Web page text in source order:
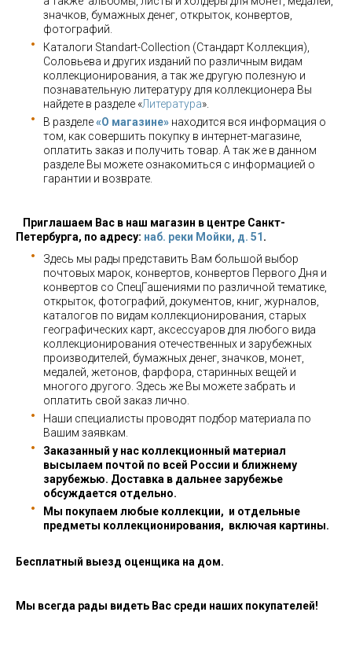
значков, бумажных денег, открыток, конвертов,
фотографий.
Каталоги Standart-Collection (Стандарт Коллекция),
Соловьева и других изданий по различным видам
коллекционирования, а так же другую полезную и
познавательную литературу для коллекционера Вы
найдете в разделе «Литература».
В разделе«О магазине» находится вся информация о
том, как совершить покупку в интернет-магазине,
оплатить заказ и получить товар. А так же в данном
разделе Вы можете ознакомиться с информацией о
гарантии и возврате.
Приглашаем Вас в наш магазин в центре Санкт-
Петербурга, по адресу: наб. реки Мойки, д. 51 .
Здесь мы рады представить Вам большой выбор
почтовых марок, конвертов, конвертов Первого Дня и
конвертов со СпецГашениями по различной тематике,
открыток, фотографий, документов, книг, журналов,
каталогов по видам коллекционирования, старых
географических карт, аксессуаров для любого вида
коллекционирования отечественных и зарубежных
производителей, бумажных денег, значков, монет,
медалей, жетонов, фарфора, старинных вещей и
многого другого. Здесь же Вы можете забрать и
оплатить свой заказ лично.
Наши специалисты проводят подбор материала по
Вашим заявкам.
Заказанный у нас коллекционный материал
высылаем почтой по всей России и ближнему
зарубежью. Доставка в дальнее зарубежье
обсуждается отдельно.
Мы покупаем любые коллекции, и отдельные
предметы коллекционирования, включая картины.
Бесплатный выезд оценщика на дом.
Мы всегда рады видеть Вас среди наших покупателей!